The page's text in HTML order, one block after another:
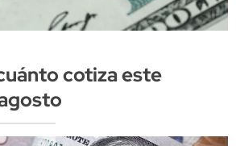
cotiza este